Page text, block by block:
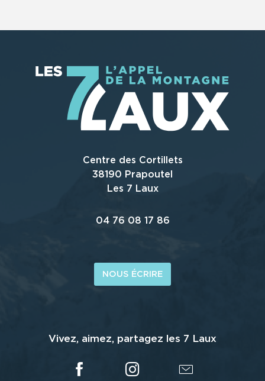
Centre des Cortillets
38190 Prapoutel
Les 7 Laux
04 76 08 17 86
NOUS ÉCRIRE
Vivez, aimez, partagez les 7 Laux